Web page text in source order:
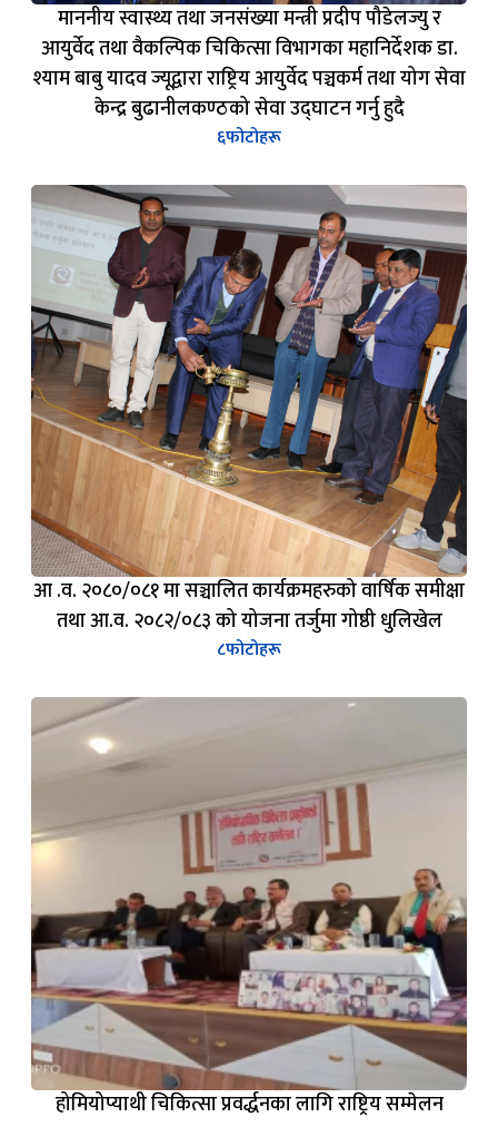
माननीय स्वास्थ्य तथा जनसंख्या मन्त्री प्रदीप पौडेलज्यु र
आयुर्वेद तथा वैकल्पिक चिकित्सा विभागका महानिर्देशक डा.
श्याम बाबु यादव ज्यूद्वारा राष्ट्रिय आयुर्वेद पञ्चकर्म तथा योग सेवा
केन्द्र बुढानीलकण्ठको सेवा उद्घाटन गर्नु हुदै
६फोटोहरू
आ .व. २०८०/०८१ मा सञ्चालित कार्यक्रमहरुको वार्षिक समीक्षा
तथा आ.व. २०८२/०८३ को योजना तर्जुमा गोष्ठी धुलिखेल
८फोटोहरू
होमियोप्याथी चिकित्सा प्रवर्द्धनका लागि राष्ट्रिय सम्मेलन